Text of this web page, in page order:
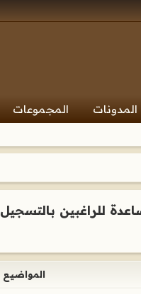
المدونات المجموعات
للراغبين بالتسجيل
المواضيع